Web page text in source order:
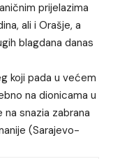
prijelazima
ali i Orašje, a
blagdana danas
koji pada u većem
na dionicama u
snazia zabrana
(Sarajevo-